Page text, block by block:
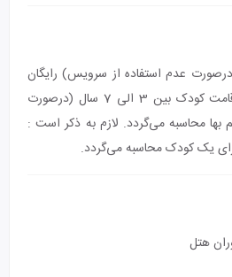
زیر 3 سال (درصورت عدم استفاده از سرویس) رایگان
می‌باشد و بازه سنی برای اقامت کودک بین 3 الی 7 سال (درصورت
بها محاسبه می‌گردد. لازم به ذکر است :
برای یک کودک محاسبه می‌گردد.
هتل